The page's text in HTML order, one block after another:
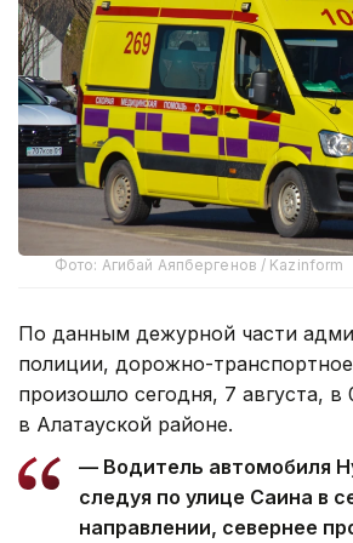
Фото: Агибай Аяпбергенов / Kazinform
По данным дежурной части
полиции, дорожно-
произошло сегодня, 7 августа, в
в Алатауской районе.
— Водитель автомобиля
следуя по улице Саина в
направлении, севернее